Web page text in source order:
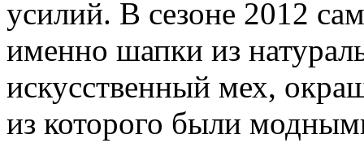
усилий. В сезоне 2012
именно шапки из
искусственный мех,
из которого были